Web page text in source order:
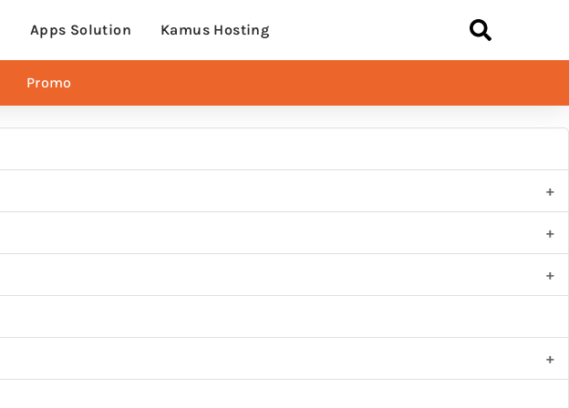
Apps Solution Kamus Hosting
Promo